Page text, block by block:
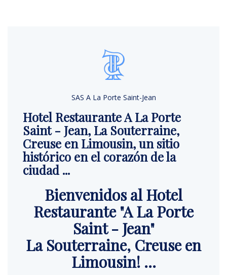
SAS A La Porte Saint-Jean
Hotel Restaurante A La Porte
Saint - Jean, La Souterraine,
Creuse en Limousin, un sitio
histórico en el corazón de la
ciudad ...
Bienvenidos al Hotel
Restaurante "A La Porte
Saint - Jean"
La Souterraine, Creuse en
Limousin! ...